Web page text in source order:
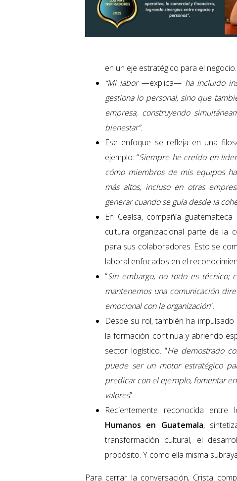
en un eje estratégico para el negocio.
“Mi labor—explica— ha incluido
gestiona lo personal, sino que
empresa, construyendo
bienestar”.
Ese enfoque se refleja en una
ejemplo: “Siempre he creído en
cómo miembros de mis equipos
más altos, incluso en otras
generar cuando se guía desde la
En Cealsa, compañía
cultura organizacional parte de la
para sus colaboradores. Esto se
laboral enfocados en el
“Sin embargo, no todo es técnico;
mantenemos una comunicación
emocional con la organización”.
Desde su rol, también ha
la formación continua y abriendo
sector logístico. “He demostrado
puede ser un motor estratégico
predicar con el ejemplo, fomentar
valores”.
Recientemente reconocida entre
Humanos en Guatemala,
transformación cultural, el
propósito. Y como ella misma
Para cerrar la conversación, Crista